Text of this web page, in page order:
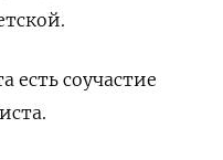
есть соучастие